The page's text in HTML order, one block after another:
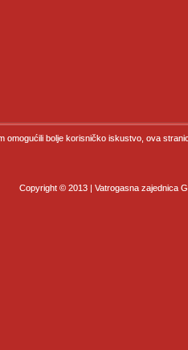
omogućili bolje korisničko iskustvo, ova
Copyright © 2013 | Vatrogasna zajednica